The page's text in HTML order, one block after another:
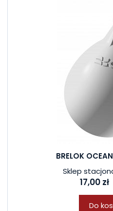
BRELOK
Sklep
17,00 zł
Do